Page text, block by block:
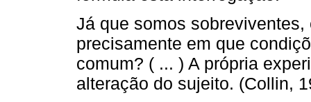
Já que somos
precisamente em que
comum? ( ... ) A própria
alteração do sujeito. (Collin,